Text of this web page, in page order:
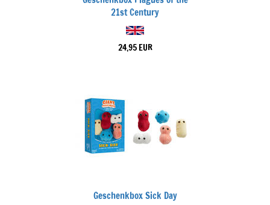
21st Century
24,95 EUR
Geschenkbox Sick Day